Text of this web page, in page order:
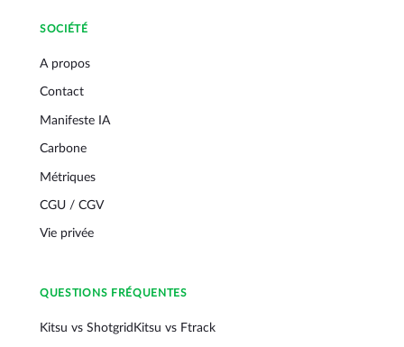
SOCIÉTÉ
A propos
Contact
Manifeste IA
Carbone
Métriques
CGU / CGV
Vie privée
QUESTIONS FRÉQUENTES
Kitsu vs Shotgrid Kitsu vs Ftrack